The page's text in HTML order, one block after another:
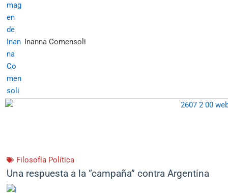
Inanna Comensoli
Filosofía Política
Una respuesta a la “campaña” contra Argentina